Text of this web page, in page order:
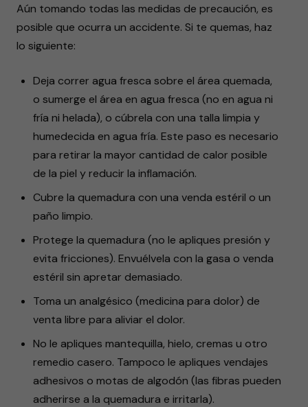
Aún tomando todas las medidas de precaución, es
posible que ocurra un accidente. Si te quemas, haz
lo siguiente:
Deja correr agua fresca sobre el área quemada,
o sumerge el área en agua fresca (no en agua ni
fría ni helada), o cúbrela con una talla limpia y
humedecida en agua fría. Este paso es necesario
para retirar la mayor cantidad de calor posible
de la piel y reducir la inflamación.
Cubre la quemadura con una venda estéril o un
paño limpio.
Protege la quemadura (no le apliques presión y
evita fricciones). Envuélvela con la gasa o venda
estéril sin apretar demasiado.
Toma un analgésico (medicina para dolor) de
venta libre para aliviar el dolor.
No le apliques mantequilla, hielo, cremas u otro
remedio casero. Tampoco le apliques vendajes
adhesivos o motas de algodón (las fibras pueden
adherirse a la quemadura e irritarla).